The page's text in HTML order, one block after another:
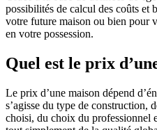
possibilités de calcul des coûts et
votre future maison ou bien pour
en votre possession.
Quel est le prix
Le prix d’une maison dépend
s’agisse du type de construction,
choisi, du choix du professionnel